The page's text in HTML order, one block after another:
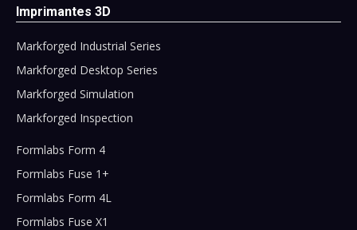
Imprimantes 3D
Markforged Industrial Series
Markforged Desktop Series
Markforged Simulation
Markforged Inspection
Formlabs Form 4
Formlabs Fuse 1+
Formlabs Form 4L
Formlabs Fuse X1